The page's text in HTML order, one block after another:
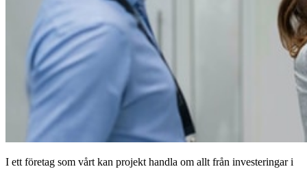
I ett företag som vårt kan projekt handla om allt från investeringar i